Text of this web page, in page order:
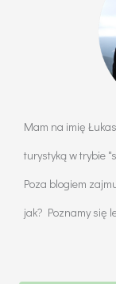
Mam na imię
turystyką w trybie
Poza blogiem
jak? Poznamy się